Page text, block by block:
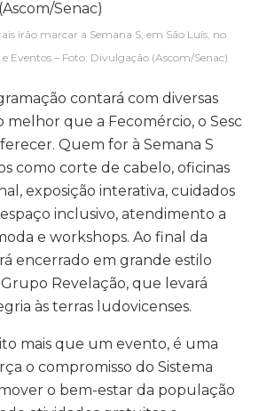
irão marcar a Semana S, em São Luís, no
Eventos – Foto: Divulgação (Ascom/Senac)
contará com diversas
melhor que a Fecomércio, o Sesc
Quem for à Semana S
como corte de cabelo, oficinas
exposição interativa, cuidados
inclusivo, atendimento a
e workshops. Ao final da
encerrado em grande estilo
Revelação, que levará
às terras ludovicenses.
mais que um evento, é uma
o compromisso do Sistema
o bem-estar da população